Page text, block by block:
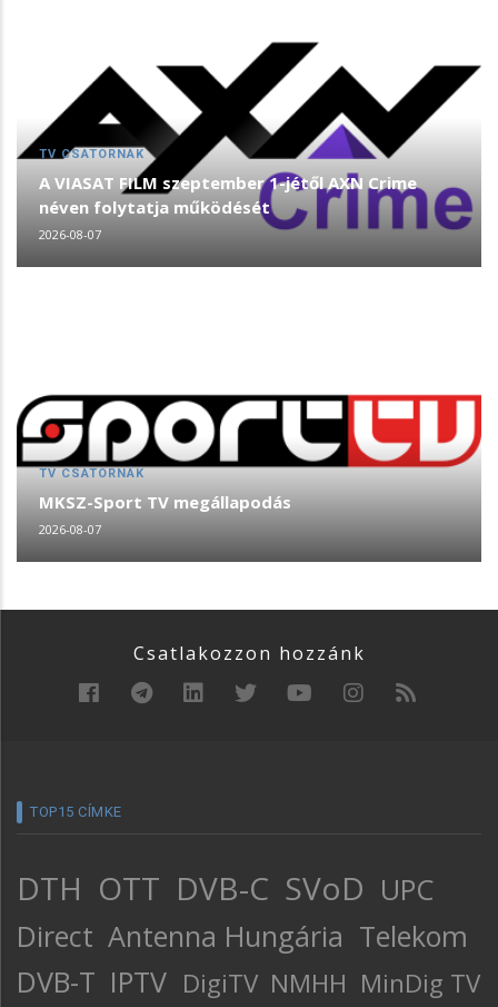
TV CSATORNÁK
A VIASAT FILM szeptember 1-jétől AXN Crime
néven folytatja működését
2026-08-07
TV CSATORNÁK
MKSZ-Sport TV megállapodás
2026-08-07
Csatlakozzon hozzánk
TOP15 CÍMKE
DTH OTT DVB-C SVoD UPC
Direct Antenna Hungária Telekom
DVB-T IPTV DigiTV NMHH MinDig TV